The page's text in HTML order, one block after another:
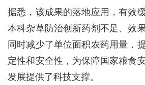
据悉，该成果的落地应用，有效
本科杂草防治创新药剂不足、效
同时减少了单位面积农药用量，
定性和安全性，为保障国家粮食
发展提供了科技支撑。